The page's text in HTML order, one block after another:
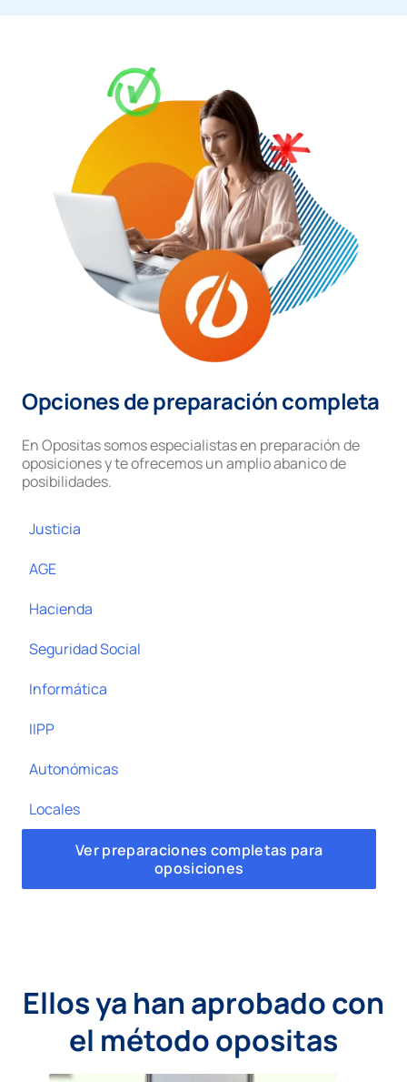
Opciones de preparación completa
En Opositas somos especialistas en preparación de
oposiciones y te ofrecemos un amplio abanico de
posibilidades.
Justicia
AGE
Hacienda
Seguridad Social
Informática
IIPP
Autonómicas
Locales
Ver preparaciones completas para
oposiciones
Ellos ya han aprobado con
el método opositas